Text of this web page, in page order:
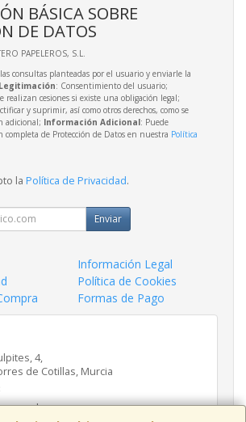
BÁSICA SOBRE
DE DATOS
PAPELEROS, S.L.
consultas planteadas por el usuario y enviarle la
Legitimación: Consentimiento del usuario;
realizan cesiones si existe una obligación legal;
y suprimir, así como otros derechos, como se
adicional; Información Adicional: Puede
de Protección de Datos en nuestra Política
la Política de Privacidad.
Enviar
Información Legal
Política de Cookies
Formas de Pago
4,
de Cotillas, Murcia